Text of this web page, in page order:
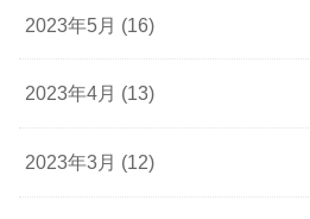
2023年5月 (16)
2023年4月 (13)
2023年3月 (12)